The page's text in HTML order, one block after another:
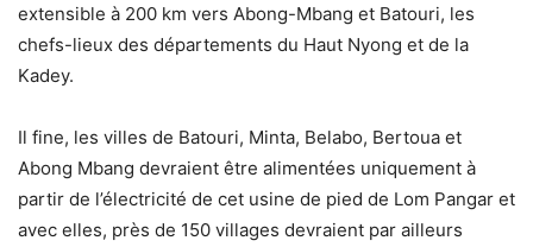
extensible à 200 km vers Abong-Mbang et Batouri, les
chefs-lieux des départements du Haut Nyong et de la
Kadey.
Il fine, les villes de Batouri, Minta, Belabo, Bertoua et
Abong Mbang devraient être alimentées uniquement à
partir de l’électricité de cet usine de pied de Lom Pangar et
avec elles, près de 150 villages devraient par ailleurs